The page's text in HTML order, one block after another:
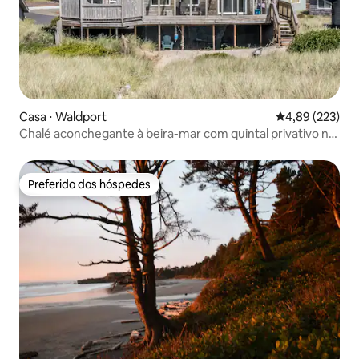
Casa ⋅ Waldport 4,89 de uma
4,89 (223)
Chalé aconchegante à beira-mar com quintal privativo na
Preferido dos hóspedes
Preferido dos hóspedes